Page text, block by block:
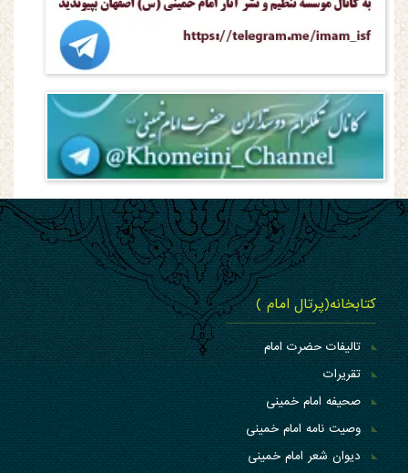
کتابخانه(پرتال امام )
تالیفات حضرت امام
تقریرات
صحیفه امام خمینی
وصیت نامه امام خمینی
دیوان شعر امام خمینی